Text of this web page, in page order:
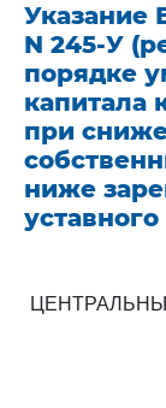
Указание
N 245-У
порядке
капитала
при
ниже